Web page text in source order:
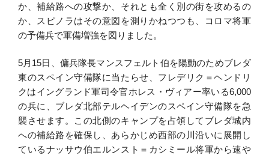
か、補給路への攻撃か、それとも全く別の街を攻めるの
か、スピノラはその意図を測りかねつつも、コロマ将軍
の予備兵で軍備増強を図りました。
5月15日、傭兵隊長マンスフェルト伯を陽動のためブレダ
東のスペイン守備隊に当たらせ、フレデリク＝ヘンドリ
クはイングランド軍司令官ホレス・ヴィアー率いる6,000
の兵に、ブレダ北部テルヘイデンのスペイン守備隊を急
襲させます。この北側のキャンプを占領してブレダ城内
への補給路を確保し、あらかじめ西部の川沿いに展開し
ているナッサウ伯エルンスト＝カシミール将軍から速や